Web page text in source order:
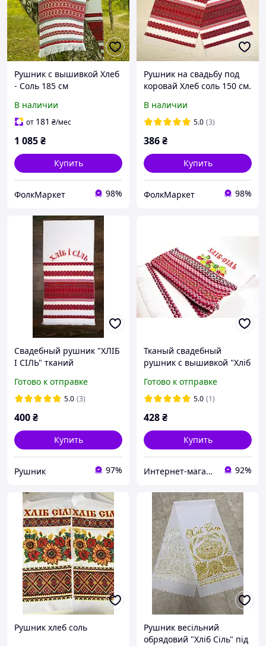
Рушник с вышивкой Хлеб
- Соль 185 см
В наличии
от 181 ₴/мес
1 085₴
Купить
ФолкМаркет 98%
Рушник на свадьбу под
коровай Хлеб соль 150 см.
В наличии
5.0 (3)
386₴
Купить
ФолкМаркет 98%
Свадебный рушник "ХЛІБ
І СІЛЬ" тканий
Готово к отправке
5.0 (3)
400₴
Купить
Рушник 97%
Тканый свадебный
рушник с вышивкой "Хліб
Готово к отправке
5.0 (1)
428₴
Купить
Интернет-магазин "Патриотика" 92%
Рушник хлеб соль
Рушник весільний
обрядовий "Хліб Сіль" під